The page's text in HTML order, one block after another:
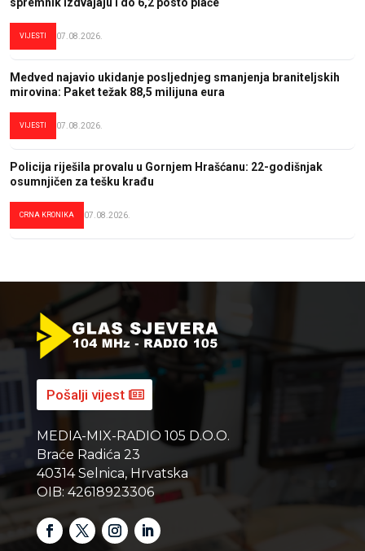
VIJESTI 07.08.2026.
Medved najavio ukidanje posljednjeg smanjenja braniteljskih
mirovina: Paket težak 88,5 milijuna eura
VIJESTI 07.08.2026.
Policija riješila provalu u Gornjem Hrašćanu: 22-godišnjak
osumnjičen za tešku krađu
CRNA KRONIKA 07.08.2026.
Pošalji vijest
MEDIA-MIX-RADIO 105 D.O.O.
Braće Radića 23
40314 Selnica, Hrvatska
OIB: 42618923306